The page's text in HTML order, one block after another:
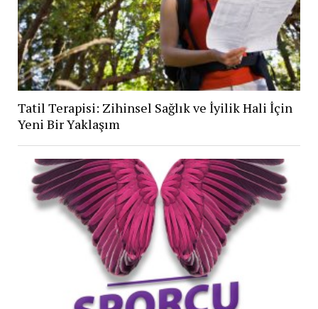
Tatil Terapisi: Zihinsel Sağlık ve İyilik Hali İçin
Yeni Bir Yaklaşım